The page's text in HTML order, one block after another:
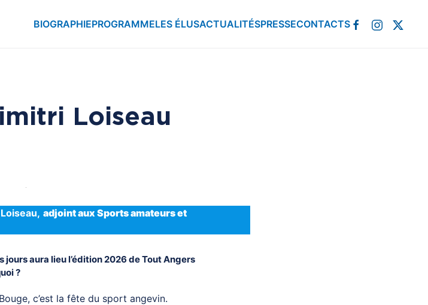
BIOGRAPHIEPROGRAMMELES ÉLUSACTUALITÉSPRESSECONTACTS
Loiseau
adjoint aux Sports amateurs et
jours aura lieu l’édition 2026 de Tout Angers
?
c’est la fête du sport angevin.